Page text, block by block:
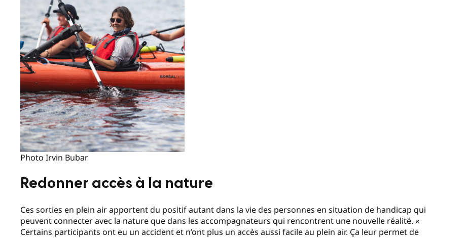
Photo Irvin Bubar
Redonner accès à la nature
Ces sorties en plein air apportent du positif autant dans la vie des personnes en situation de handicap qui
peuvent connecter avec la nature que dans les accompagnateurs qui rencontrent une nouvelle réalité. «
Certains participants ont eu un accident et n’ont plus un accès aussi facile au plein air. Ça leur permet de